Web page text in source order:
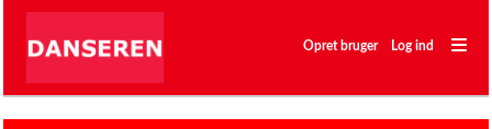
―
―
―
Opret bruger Log ind